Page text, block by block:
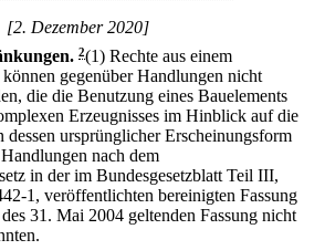
[2. Dezember 2020]
2(1) Rechte aus einem
gegenüber Handlungen nicht
die die Benutzung eines Bauelements
Erzeugnisses im Hinblick auf die
dessen ursprünglicher Erscheinungsform
nach dem
in der im Bundesgesetzblatt Teil III,
1, veröffentlichten bereinigten Fassung
31. Mai 2004 geltenden Fassung nicht